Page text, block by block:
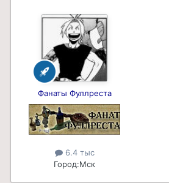
Фанаты Фуллреста
6.4 тыс
Город:Мск